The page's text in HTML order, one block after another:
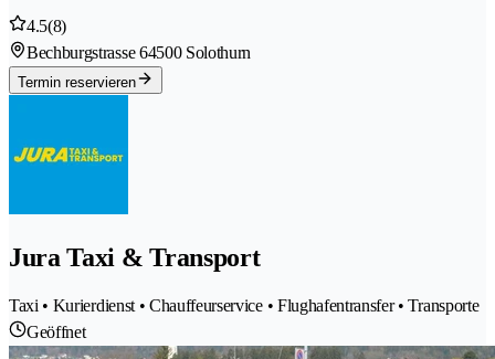
4.5(8)
Bechburgstrasse 64500 Solothurn
Termin reservieren
Jura Taxi & Transport
Taxi • Kurierdienst • Chauffeurservice • Flughafentransfer • Transporte
Geöffnet